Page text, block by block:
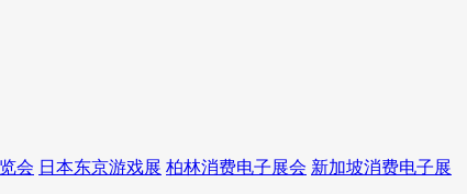
会 日本东京游戏展 柏林消费电子展会 新加坡消费电子展